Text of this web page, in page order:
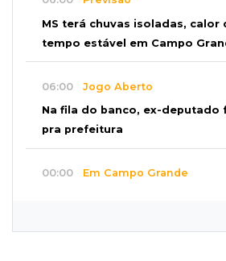
MS terá chuvas isoladas, calor
tempo estável em Campo
06:00 Jogo Aberto
Na fila do banco, ex-deputado
pra prefeitura
00:00 Em Campo Grande